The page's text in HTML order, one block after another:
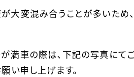
大変混み合うことが多いため、
満車の際は、下記の写真にて
い申し上げます。